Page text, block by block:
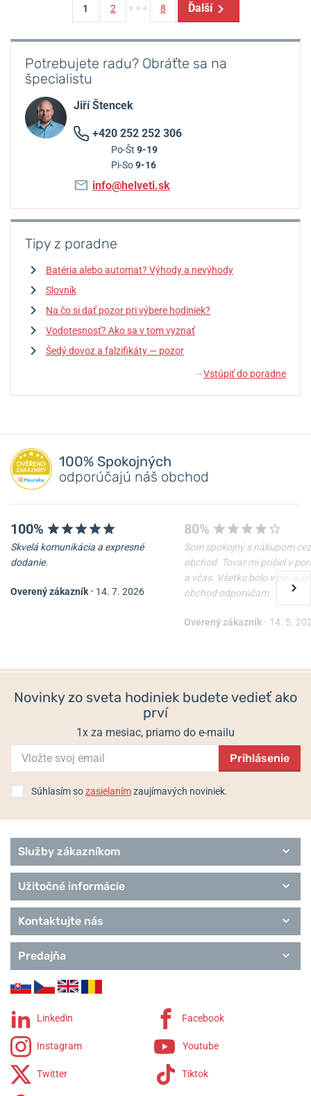
1 2 8 Ďalší
Potrebujete radu? Obráťte sa na
špecialistu
Jiří Štencek
+420 252 252 306
Po-Št 9-19
Pi-So9-16
info@helveti.sk
Tipy z poradne
Batéria alebo automat? Výhody a nevýhody
Slovník
Na čo si dať pozor pri výbere hodiniek?
Vodotesnosť? Ako sa v tom vyznať
Šedý dovoz a falzifikáty — pozor
↓ Vstúpiť do poradne
100% Spokojných
odporúčajú náš obchod
100%
Skvelá komunikácia a expresné
dodanie.
Overený zákazník • 14. 7. 2026
80%
Som spokojný s nákupom cez
obchod. Tovar mi prišiel v
a včas. Všetko bolo v
obchod odporúčam.
Overený zákazník • 14. 5.
Novinky zo sveta hodiniek budete vedieť ako
prví
1x za mesiac, priamo do e-mailu
Prihlásenie
Súhlasím sozasielanímzaujímavých noviniek.
Služby zákazníkom
Užitočné informácie
Kontaktujte nás
Predajňa
Linkedin Facebook
Instagram Youtube
Twitter Tiktok